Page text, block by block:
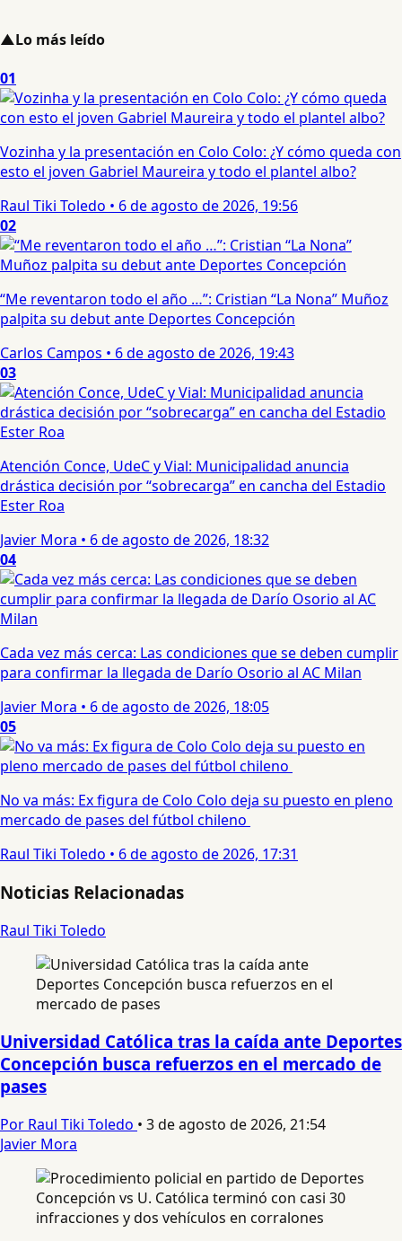
▲Lo más leído
01
Vozinha y la presentación en Colo Colo: ¿Y cómo queda con
esto el joven Gabriel Maureira y todo el plantel albo?
Raul Tiki Toledo • 6 de agosto de 2026, 19:56
02
“Me reventaron todo el año …”: Cristian “La Nona” Muñoz
palpita su debut ante Deportes Concepción
Carlos Campos • 6 de agosto de 2026, 19:43
03
Atención Conce, UdeC y Vial: Municipalidad anuncia
drástica decisión por “sobrecarga” en cancha del Estadio
Ester Roa
Javier Mora • 6 de agosto de 2026, 18:32
04
Cada vez más cerca: Las condiciones que se deben cumplir
para confirmar la llegada de Darío Osorio al AC Milan
Javier Mora • 6 de agosto de 2026, 18:05
05
No va más: Ex figura de Colo Colo deja su puesto en pleno
mercado de pases del fútbol chileno
Raul Tiki Toledo • 6 de agosto de 2026, 17:31
Noticias Relacionadas
Raul Tiki Toledo
Universidad Católica tras la caída ante Deportes
Concepción busca refuerzos en el mercado de
pases
Por Raul Tiki Toledo • 3 de agosto de 2026, 21:54
Javier Mora